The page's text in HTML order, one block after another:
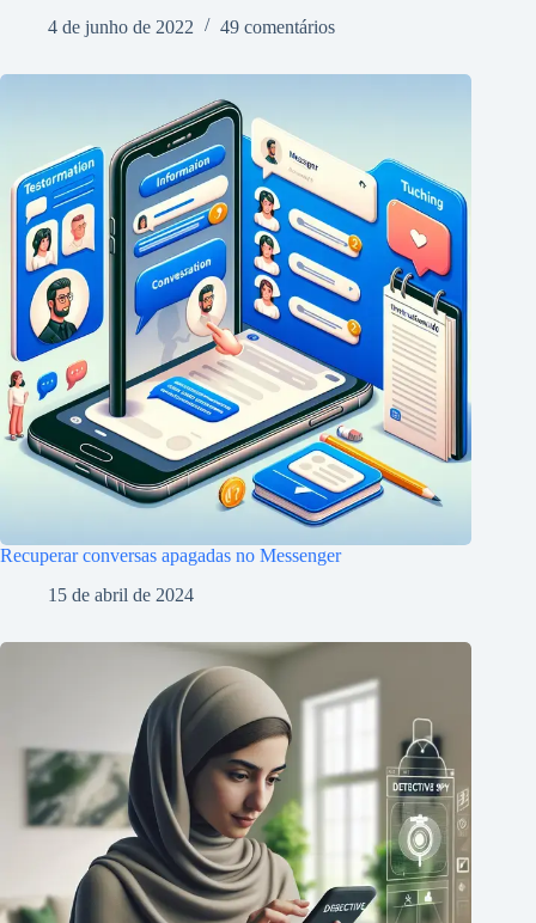
4 de junho de 2022
49 comentários
Recuperar conversas apagadas no Messenger
15 de abril de 2024